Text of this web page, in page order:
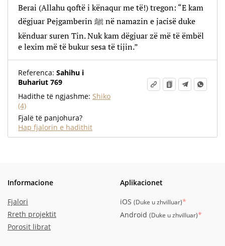
Berai (Allahu qoftë i kënaqur me të!) tregon: “E kam
dëgjuar Pejgamberin ﷺ në namazin e jacisë duke
kënduar suren Tin. Nuk kam dëgjuar zë më të ëmbël
e lexim më të bukur sesa të tijin.”
Referenca: Sahihu i
Buhariut 769
Hadithe të ngjashme: Shiko
(4)
Fjalë të panjohura?
Hap fjalorin e hadithit
Informacione
Fjalori
Rreth projektit
Porosit librat
Aplikacionet
iOS (Duke u zhvilluar)*
Android (Duke u zhvilluar)*